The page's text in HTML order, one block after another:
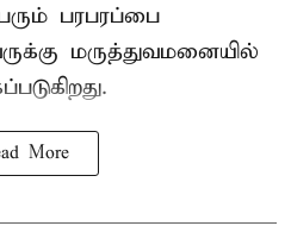
பரபரப்பை
மருத்துவமனையில்
More